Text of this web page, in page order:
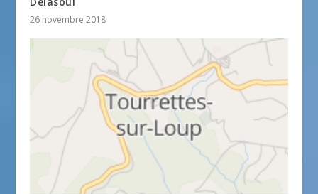
26 novembre 2018